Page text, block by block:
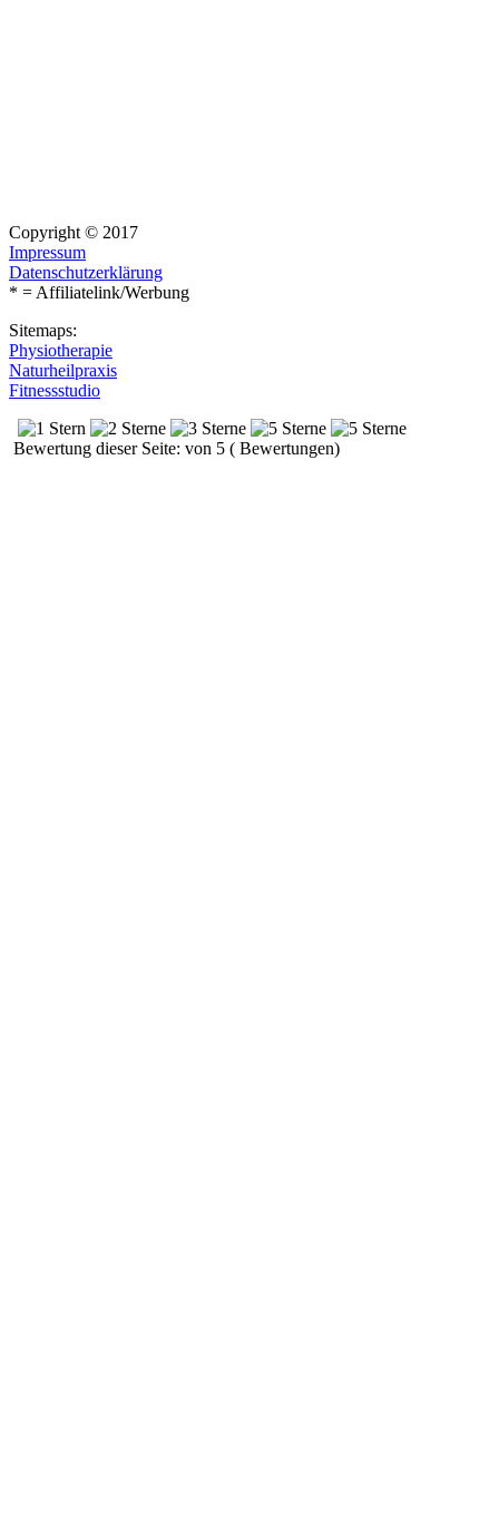
Copyright © 2017
Impressum
Datenschutzerklärung
* = Affiliatelink/Werbung
Sitemaps:
Physiotherapie
Naturheilpraxis
Fitnessstudio
Bewertung dieser Seite: von 5 ( Bewertungen)